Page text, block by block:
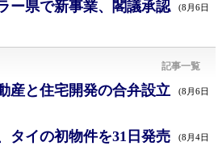
ー県で新事業、閣議承認 (8月6日
記事一覧
産と住宅開発の合弁設立 (8月6日
タイの初物件を31日発売 (8月4日